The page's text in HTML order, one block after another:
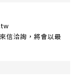
信洽詢，將會以最